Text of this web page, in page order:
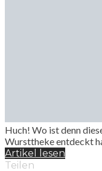
Huch! Wo ist denn
Wursttheke entdeckt
Artikel lesen
Teilen